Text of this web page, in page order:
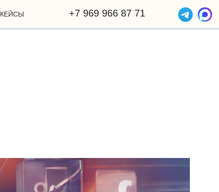
КЕЙСЫ +7 969 966 87 71